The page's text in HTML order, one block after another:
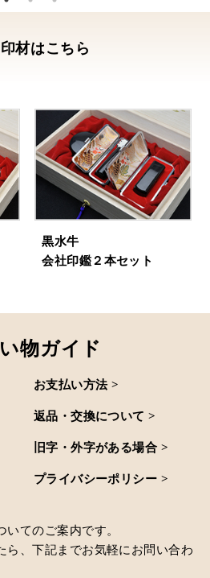
材はこちら
黒水牛
会社印鑑２本セット
物ガイド
お支払い方法 >
返品・交換について >
旧字・外字がある場合 >
プライバシーポリシー >
てのご案内です。
ら、下記までお気軽にお問い合わ